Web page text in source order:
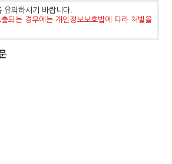
의하시기 바랍니다.
되는 경우에는 개인정보보호법에 따라 처벌을